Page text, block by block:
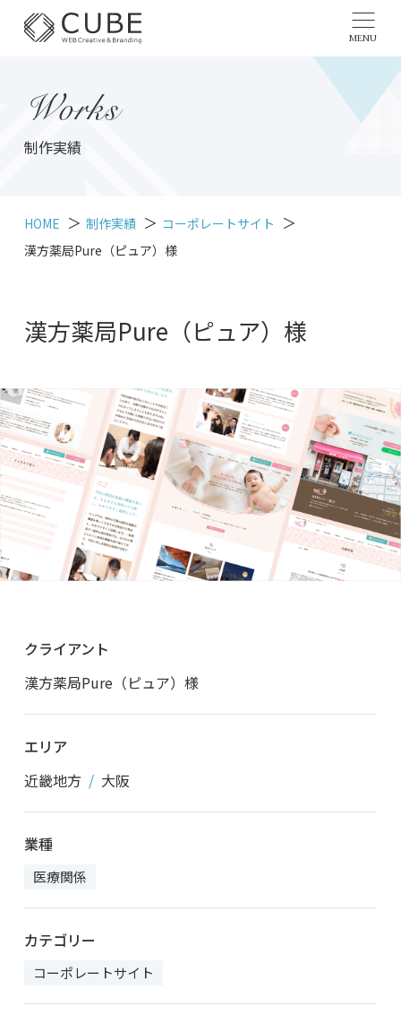
MENU
Works
制作実績
HOME 制作実績
コーポレートサイト
漢方薬局Pure（ピュア）様
漢方薬局Pure（ピュア）様
クライアント
漢方薬局Pure（ピュア）様
エリア
近畿地方
大阪
業種
医療関係
カテゴリー
コーポレートサイト